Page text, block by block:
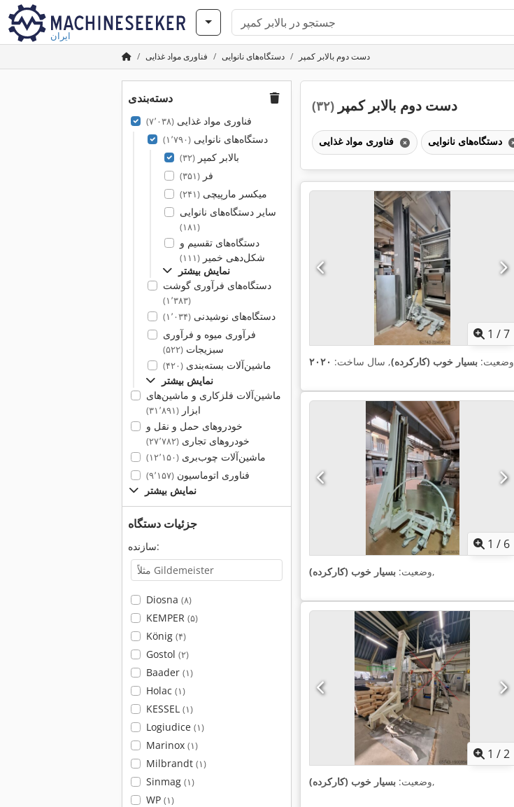
ایران
فناوری مواد غذایی دستگاه‌های نانوایی دست دوم بالابر کمپر
دسته‌بندی
فناوری مواد غذایی(۷٬۰۳۸)
دستگاه‌های نانوایی(۱٬۷۹۰)
بالابر کمپر(۳۲)
فر(۳۵۱)
میکسر مارپیچی(۲۴۱)
سایر دستگاه‌های نانوایی
(۱۸۱)
دستگاه‌های تقسیم و
شکل‌دهی خمیر(۱۱۱)
نمایش بیشتر
دستگاه‌های فرآوری گوشت
(۱٬۳۸۳)
دستگاه‌های نوشیدنی(۱٬۰۳۴)
فرآوری میوه و فرآوری
سبزیجات(۵۲۲)
ماشین‌آلات بسته‌بندی(۴۲۰)
نمایش بیشتر
ماشین‌آلات فلزکاری و ماشین‌های
ابزار(۳۱٬۸۹۱)
خودروهای حمل و نقل و
خودروهای تجاری(۲۷٬۷۸۲)
ماشین‌آلات چوب‌بری(۱۲٬۱۵۰)
فناوری اتوماسیون(۹٬۱۵۷)
نمایش بیشتر
جزئیات دستگاه
سازنده:
Diosna (۸)
KEMPER (۵)
König (۴)
Gostol (۲)
Baader (۱)
Holac (۱)
KESSEL (۱)
Logiudice (۱)
Marinox (۱)
Milbrandt (۱)
Sinmag (۱)
WP (۱)
دست دوم بالابر کمپر (۳۲)
فناوری مواد غذایی دستگاه‌های نانوایی
1 /7
وضعیت: بسیار خوب (کارکرده), سال ساخت: ۲۰۲۰
1 / 6
وضعیت: بسیار خوب (کارکرده) ,
1 /2
وضعیت: بسیار خوب (کارکرده) ,